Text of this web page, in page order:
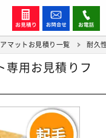
マットお見積り一覧 耐久
専用お見積りフ